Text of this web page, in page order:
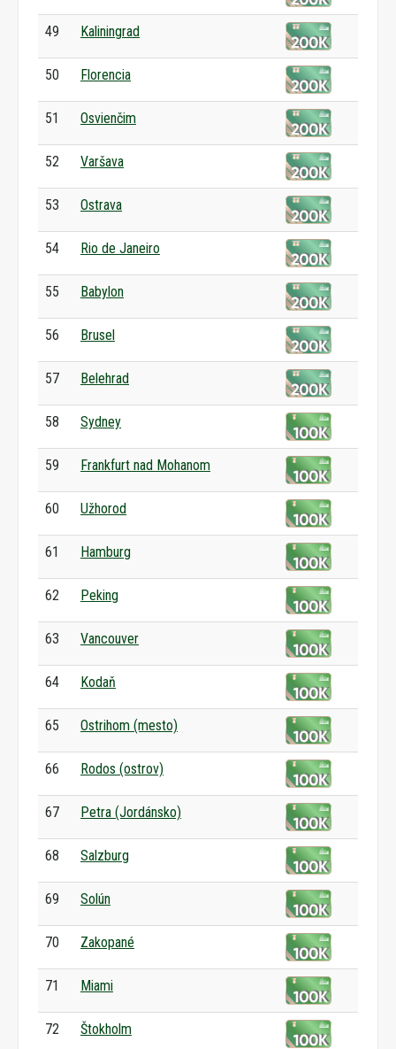
49 Kaliningrad
50 Florencia
51 Osvienčim
52 Varšava
53 Ostrava
54 Rio de Janeiro
55 Babylon
56 Brusel
57 Belehrad
58 Sydney
59 Frankfurt nad Mohanom
60 Užhorod
61 Hamburg
62 Peking
63 Vancouver
64 Kodaň
65 Ostrihom (mesto)
66 Rodos (ostrov)
67 Petra (Jordánsko)
68 Salzburg
69 Solún
70 Zakopané
71 Miami
72 Štokholm